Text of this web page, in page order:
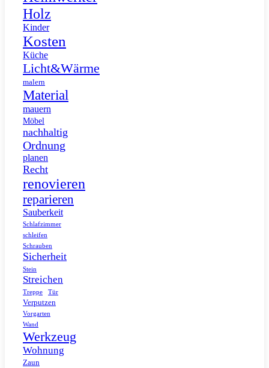
Holz
Kinder
Kosten
Küche
Licht&Wärme
malern
Material
mauern
Möbel
nachhaltig
Ordnung
planen
Recht
renovieren
reparieren
Sauberkeit
Schlafzimmer
schleifen
Schrauben
Sicherheit
Stein
Streichen
Treppe Tür
Verputzen
Vorgarten
Wand
Werkzeug
Wohnung
Zaun